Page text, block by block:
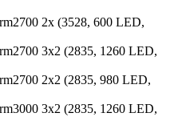
2x (3528, 600 LED,
3x2 (2835, 1260 LED,
2x2 (2835, 980 LED,
3x2 (2835, 1260 LED,